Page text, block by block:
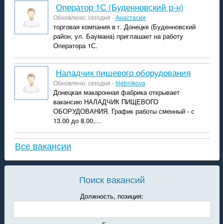
Оператор 1С (Буденновский р-н)
Обновлено: сегодня -Анастасия
торговая компания в г. Донецке (Буденновский
район, ул. Баумана) приглашает на работу
Оператора 1С.
Наладчик пишевого оборудования
Обновлено: сегодня -hlebnikova
Донецкая макаронная фабрика открывает
вакансию НАЛАДЧИК ПИЩЕВОГО
ОБОРУДОВАНИЯ. График работы сменный - с
13.00 до 8.00,...
Все вакансии
Поиск вакансий
Должность, позиция: